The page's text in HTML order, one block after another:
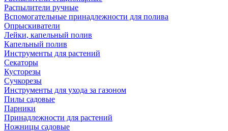
Распылители ручные
Вспомогательные принадлежности для полива
Опрыскиватели
Лейки, капельный полив
Капельный полив
Инструменты для растений
Секаторы
Кусторезы
Сучкорезы
Инструменты для ухода за газоном
Пилы садовые
Парники
Принадлежности для растений
Ножницы садовые